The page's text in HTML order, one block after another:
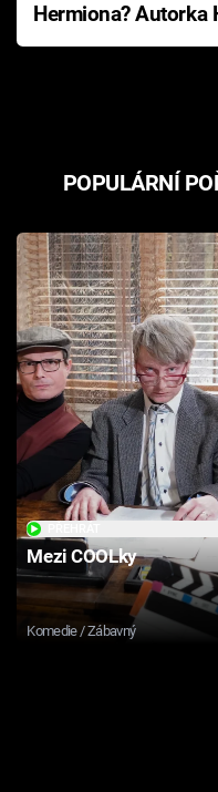
Hermiona? Autorka
Pottera přišla s
POPULÁRNÍ
Mezi COOLky
Komedie / Zábavný